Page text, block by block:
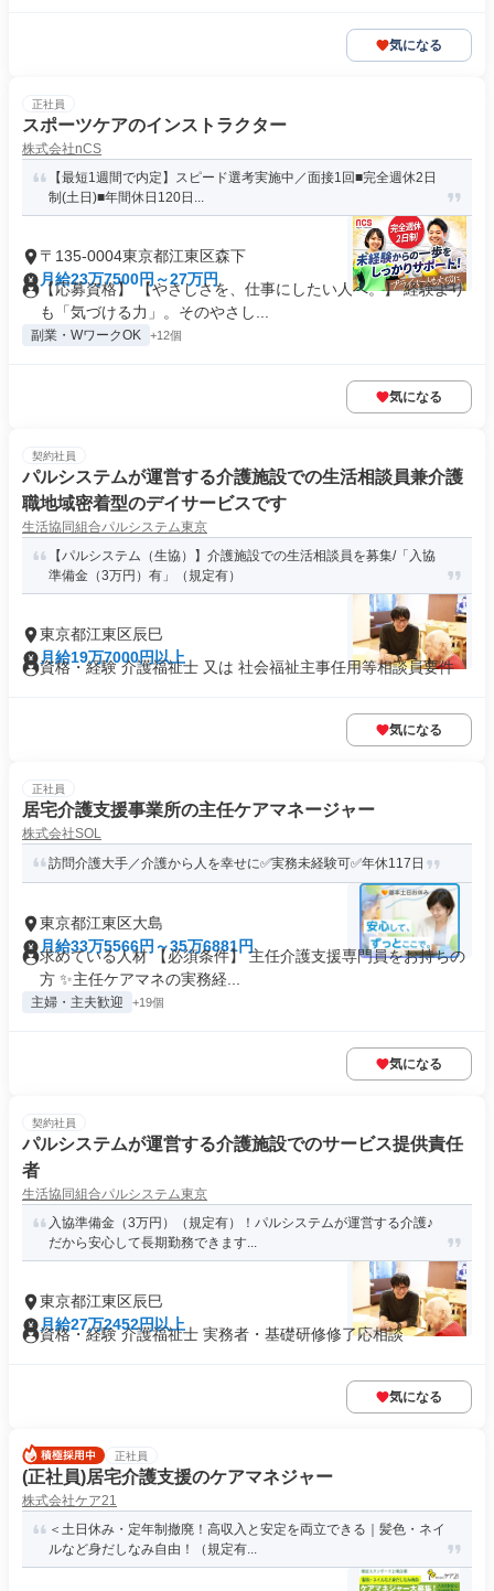
気になる
正社員
スポーツケアのインストラクター
株式会社nCS
【最短1週間で内定】スピード選考実施中／面接1回■完全週休2日
制(土日)■年間休日120日...
〒135-0004東京都江東区森下
月給23万7500円～27万円
【応募資格】 【やさしさを、仕事にしたい人へ。】 経験より
も「気づける力」。そのやさし...
副業・WワークOK +12個
気になる
契約社員
パルシステムが運営する介護施設での生活相談員兼介護
職地域密着型のデイサービスです
生活協同組合パルシステム東京
【パルシステム（生協）】介護施設での生活相談員を募集/「入協
準備金（3万円）有」（規定有）
東京都江東区辰巳
月給19万7000円以上
資格・経験 介護福祉士 又は 社会福祉主事任用等相談員要件
気になる
正社員
居宅介護支援事業所の主任ケアマネージャー
株式会社SOL
訪問介護大手／介護から人を幸せに✅実務未経験可✅年休117日
東京都江東区大島
月給33万5566円～35万6881円
求めている人材 【必須条件】 主任介護支援専門員をお持ちの
方 ✨主任ケアマネの実務経...
主婦・主夫歓迎 +19個
気になる
契約社員
パルシステムが運営する介護施設でのサービス提供責任
者
生活協同組合パルシステム東京
入協準備金（3万円）（規定有）！パルシステムが運営する介護♪
だから安心して長期勤務できます...
東京都江東区辰巳
月給27万2452円以上
資格・経験 介護福祉士 実務者・基礎研修修了応相談
気になる
正社員
(正社員)居宅介護支援のケアマネジャー
株式会社ケア21
＜土日休み・定年制撤廃！高収入と安定を両立できる｜髪色・ネイ
ルなど身だしなみ自由！（規定有...